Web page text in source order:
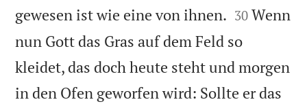
gewesen ist wie eine von ihnen. 

30 Wenn
nun Gott das Gras auf dem Feld so
kleidet, das doch heute steht und morgen
in den Ofen geworfen wird: Sollte er das